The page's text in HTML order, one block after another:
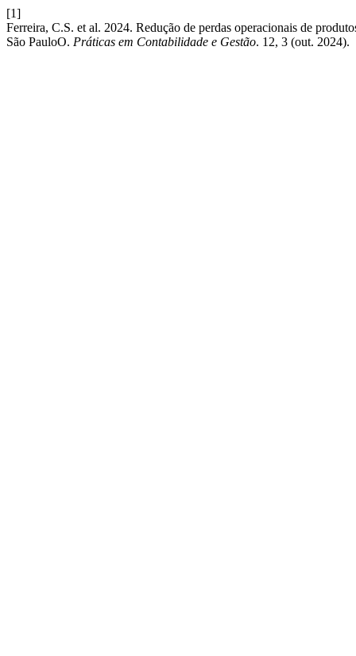
[1]
Ferreira, C.S. et al. 2024. Redução de perdas operacionais de
São PauloO. Práticas em Contabilidade e Gestão. 12, 3 (out. 2024).